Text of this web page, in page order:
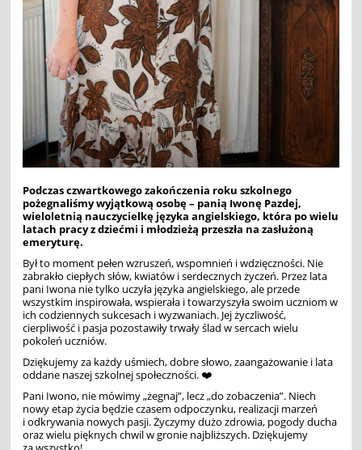
Podczas czwartkowego zakończenia roku szkolnego
pożegnaliśmy wyjątkową osobę – panią Iwonę Pazdej,
wieloletnią nauczycielkę języka angielskiego, która po wielu
latach pracy z dziećmi i młodzieżą przeszła na zasłużoną
emeryturę.
Był to moment pełen wzruszeń, wspomnień i wdzięczności. Nie
zabrakło ciepłych słów, kwiatów i serdecznych życzeń. Przez lata
pani Iwona nie tylko uczyła języka angielskiego, ale przede
wszystkim inspirowała, wspierała i towarzyszyła swoim uczniom w
ich codziennych sukcesach i wyzwaniach. Jej życzliwość,
cierpliwość i pasja pozostawiły trwały ślad w sercach wielu
pokoleń uczniów.
Dziękujemy za każdy uśmiech, dobre słowo, zaangażowanie i lata
oddane naszej szkolnej społeczności. ❤️
Pani Iwono, nie mówimy „żegnaj”, lecz „do zobaczenia”. Niech
nowy etap życia będzie czasem odpoczynku, realizacji marzeń
i odkrywania nowych pasji. Życzymy dużo zdrowia, pogody ducha
oraz wielu pięknych chwil w gronie najbliższych. Dziękujemy